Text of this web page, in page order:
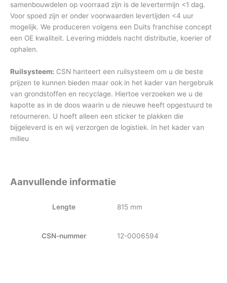
samenbouwdelen op voorraad zijn is de levertermijn <1 dag.
Voor spoed zijn er onder voorwaarden levertijden <4 uur
mogelijk. We produceren volgens een Duits franchise concept
een OE kwaliteit. Levering middels nacht distributie, koerier of
ophalen.
Ruilsysteem: CSN hanteert een ruilsysteem om u de beste
prijzen te kunnen bieden maar ook in het kader van hergebruik
van grondstoffen en recyclage. Hiertoe verzoeken we u de
kapotte as in de doos waarin u de nieuwe heeft opgestuurd te
retourneren. U hoeft alleen een sticker te plakken die
bijgeleverd is en wij verzorgen de logistiek. In het kader van
milieu
Aanvullende informatie
Lengte 815 mm
CSN-nummer 12-0006594